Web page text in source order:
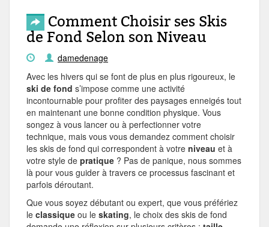
Comment Choisir ses Skis
de Fond Selon son Niveau
damedenage
Avec les hivers qui se font de plus en plus rigoureux, le
ski de fond s’impose comme une activité
incontournable pour profiter des paysages enneigés tout
en maintenant une bonne condition physique. Vous
songez à vous lancer ou à perfectionner votre
technique, mais vous vous demandez comment choisir
les skis de fond qui correspondent à votre niveau et à
votre style de pratique ? Pas de panique, nous sommes
là pour vous guider à travers ce processus fascinant et
parfois déroutant.
Que vous soyez débutant ou expert, que vous préfériez
le classique ou le skating, le choix des skis de fond